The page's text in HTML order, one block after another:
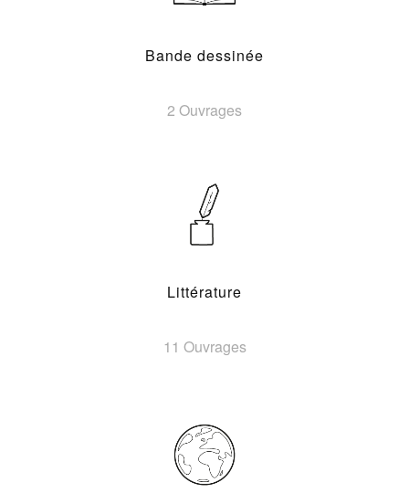
Bande dessinée
2 Ouvrages
Littérature
11 Ouvrages